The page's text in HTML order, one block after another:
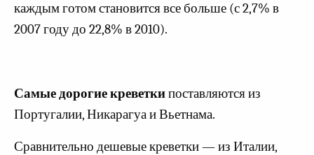
каждым готом становится все больше (с 2,7% в
2007 году до 22,8% в 2010).
Самые дорогие креветкипоставляются из
Португалии, Никарагуа и Вьетнама.
Сравнительно дешевые креветки — из Италии,